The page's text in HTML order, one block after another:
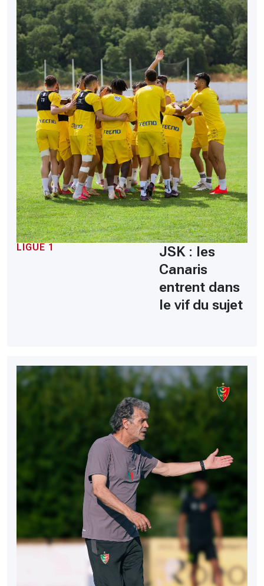
LIGUE 1
JSK : les
Canaris
entrent dans
le vif du sujet